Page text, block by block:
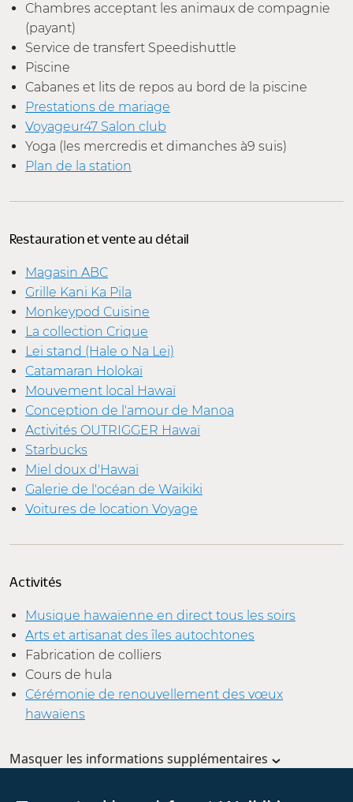
Chambres acceptant les animaux de compagnie
(payant)
Service de transfert Speedishuttle
Piscine
Cabanes et lits de repos au bord de la piscine
Prestations de mariage
Voyageur47 Salon club
Yoga (les mercredis et dimanches à9 suis)
Plan de la station
Restauration et vente au détail
Magasin ABC
Grille Kani Ka Pila
Monkeypod Cuisine
La collection Crique
Lei stand (Hale o Na Lei)
Catamaran Holokaï
Mouvement local Hawaï
Conception de l'amour de Manoa
Activités OUTRIGGER Hawaï
Starbucks
Miel doux d'Hawaï
Galerie de l'océan de Waikiki
Voitures de location Voyage
Activités
Musique hawaïenne en direct tous les soirs
Arts et artisanat des îles autochtones
Fabrication de colliers
Cours de hula
Cérémonie de renouvellement des vœux
hawaïens
Masquer les informations supplémentaires